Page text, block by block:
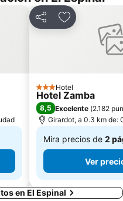
CompartirAgregar a
3 Estrellas
Hotel
Hotel Zamba
8,5 Excelente (2.182
Girardot, a 0.3 km de:
Mira precios de 2
De
$ 157.268
Ver
en El Espinal